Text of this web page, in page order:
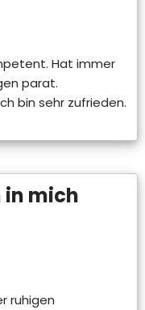
Hat immer
parat.
bin sehr zufrieden.
in mich
ruhigen